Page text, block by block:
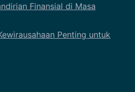
Finansial di Masa
Penting untuk